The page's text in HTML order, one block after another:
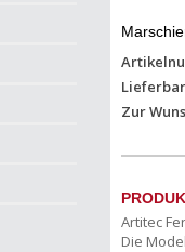
Zur
Artitec
Die